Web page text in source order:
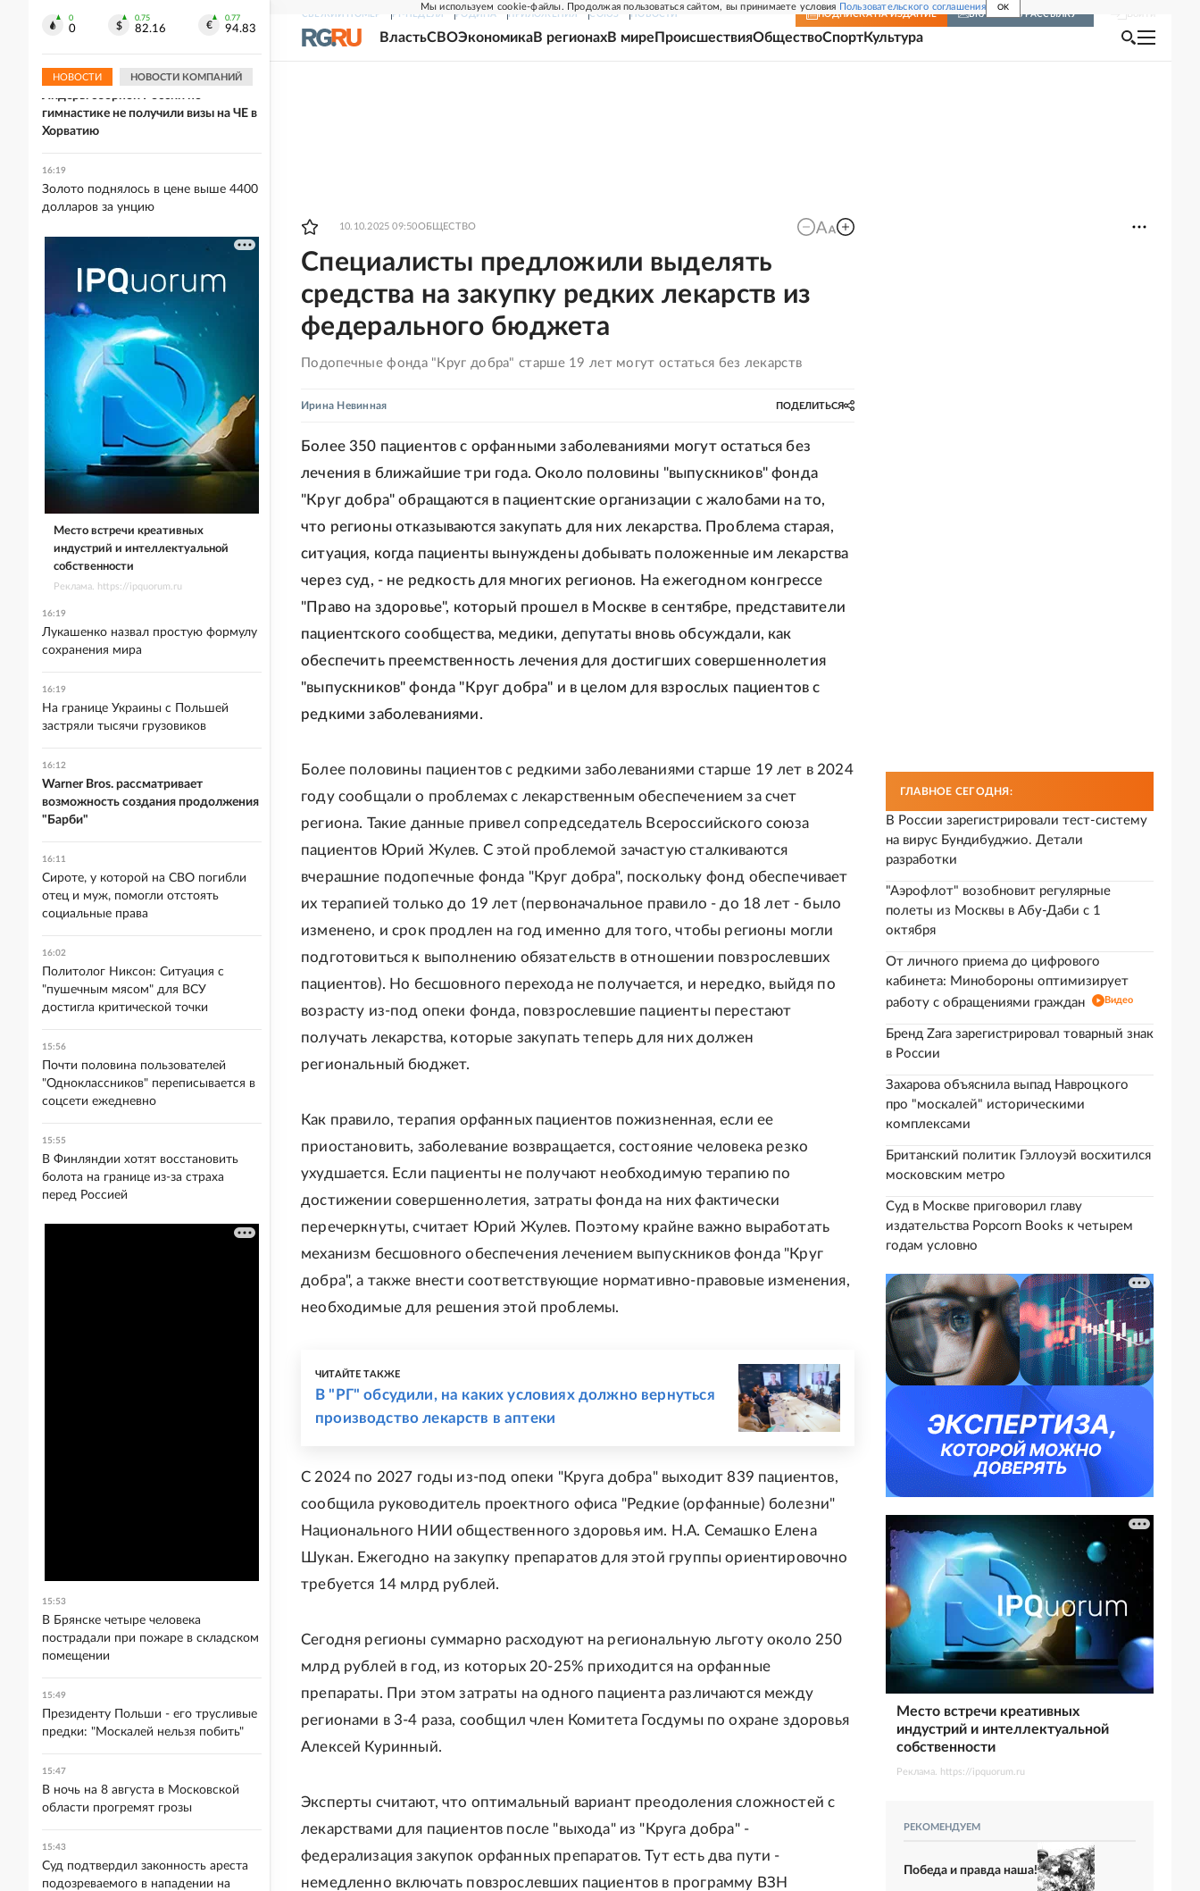
Мы используем cookie-файлы. Продолжая пользоваться сайтом, вы принимаете условия Пользовательского соглашения OK
СВЕЖИЙ НОМЕР РГ-НЕДЕЛЯ РОДИНА ПРИЛОЖЕНИЯ СОЮЗ НОВОСТИ ПОДПИСКА НА ИЗДАНИЕ ВКЛЮЧИТЬ РАССЫЛКУ
ВластьСВОЭкономикаВ регионахВ мире ПроисшествияОбществоСпортКультура
10.10.2025 09:50ОБЩЕСТВО
Специалисты предложили выделять
средства на закупку редких лекарств из
федерального бюджета
Подопечные фонда "Круг добра" старше 19 лет могут остаться без лекарств
Ирина Невинная ПОДЕЛИТЬСЯ
Более 350 пациентов с орфанными заболеваниями могут остаться без
лечения в ближайшие три года. Около половины "выпускников" фонда
"Круг добра" обращаются в пациентские организации с жалобами на то,
что регионы отказываются закупать для них лекарства. Проблема старая,
ситуация, когда пациенты вынуждены добывать положенные им лекарства
через суд, - не редкость для многих регионов. На ежегодном конгрессе
"Право на здоровье", который прошел в Москве в сентябре, представители
пациентского сообщества, медики, депутаты вновь обсуждали, как
обеспечить преемственность лечения для достигших совершеннолетия
"выпускников" фонда "Круг добра" и в целом для взрослых пациентов с
редкими заболеваниями.
Более половины пациентов с редкими заболеваниями старше 19 лет в 2024
году сообщали о проблемах с лекарственным обеспечением за счет
региона. Такие данные привел сопредседатель Всероссийского союза
пациентов Юрий Жулев. С этой проблемой зачастую сталкиваются
вчерашние подопечные фонда "Круг добра", поскольку фонд обеспечивает
их терапией только до 19 лет (первоначальное правило - до 18 лет - было
изменено, и срок продлен на год именно для того, чтобы регионы могли
подготовиться к выполнению обязательств в отношении повзрослевших
пациентов). Но бесшовного перехода не получается, и нередко, выйдя по
возрасту из-под опеки фонда, повзрослевшие пациенты перестают
получать лекарства, которые закупать теперь для них должен
региональный бюджет.
Как правило, терапия орфанных пациентов пожизненная, если ее
приостановить, заболевание возвращается, состояние человека резко
ухудшается. Если пациенты не получают необходимую терапию по
достижении совершеннолетия, затраты фонда на них фактически
перечеркнуты, считает Юрий Жулев. Поэтому крайне важно выработать
механизм бесшовного обеспечения лечением выпускников фонда "Круг
добра", а также внести соответствующие нормативно-правовые изменения,
необходимые для решения этой проблемы.
ЧИТАЙТЕ ТАКЖЕ
В "РГ" обсудили, на каких условиях должно вернуться
производство лекарств в аптеки
С 2024 по 2027 годы из-под опеки "Круга добра" выходит 839 пациентов,
сообщила руководитель проектного офиса "Редкие (орфанные) болезни"
Национального НИИ общественного здоровья им. Н.А. Семашко Елена
Шукан. Ежегодно на закупку препаратов для этой группы ориентировочно
требуется 14 млрд рублей.
Сегодня регионы суммарно расходуют на региональную льготу около 250
млрд рублей в год, из которых 20-25% приходится на орфанные
препараты. При этом затраты на одного пациента различаются между
регионами в 3-4 раза, сообщил член Комитета Госдумы по охране здоровья
Алексей Куринный.
Эксперты считают, что оптимальный вариант преодоления сложностей с
лекарствами для пациентов после "выхода" из "Круга добра" -
федерализация закупок орфанных препаратов. Тут есть два пути -
немедленно включать повзрослевших пациентов в программу ВЗН
ГЛАВНОЕ СЕГОДНЯ:
В России зарегистрировали тест-систему
на вирус Бундибуджио. Детали
разработки
"Аэрофлот" возобновит регулярные
полеты из Москвы в Абу-Даби с 1
октября
От личного приема до цифрового
кабинета: Минобороны оптимизирует
работу с обращениями граждан
Видео
Бренд Zara зарегистрировал товарный знак
в России
Захарова объяснила выпад Навроцкого
про "москалей" историческими
комплексами
Британский политик Гэллоуэй восхитился
московским метро
Суд в Москве приговорил главу
издательства Popcorn Books к четырем
годам условно
Место встречи креативных
индустрий и интеллектуальной
собственности
Реклама. https://ipquorum.ru
РЕКОМЕНДУЕМ
Победа и правда наша!
0
0
0.75
82.16
0.77
94.83
НОВОСТИ НОВОСТИ КОМПАНИЙ
FT: Лидеры стран ЕС опасаются, что
16:32
Лидеры сборной России по
гимнастике не получили визы на ЧЕ в
Хорватию
16:19
Золото поднялось в цене выше 4400
долларов за унцию
Место встречи креативных
индустрий и интеллектуальной
собственности
Реклама. https://ipquorum.ru
16:19
Лукашенко назвал простую формулу
сохранения мира
16:19
На границе Украины с Польшей
застряли тысячи грузовиков
16:12
Warner Bros. рассматривает
возможность создания продолжения
"Барби"
16:11
Сироте, у которой на СВО погибли
отец и муж, помогли отстоять
социальные права
16:02
Политолог Никсон: Ситуация с
"пушечным мясом" для ВСУ
достигла критической точки
15:56
Почти половина пользователей
"Одноклассников" переписывается в
соцсети ежедневно
15:55
В Финляндии хотят восстановить
болота на границе из-за страха
перед Россией
15:53
В Брянске четыре человека
пострадали при пожаре в складском
помещении
15:49
Президенту Польши - его трусливые
предки: "Москалей нельзя побить"
15:47
В ночь на 8 августа в Московской
области прогремят грозы
15:43
Суд подтвердил законность ареста
подозреваемого в нападении на